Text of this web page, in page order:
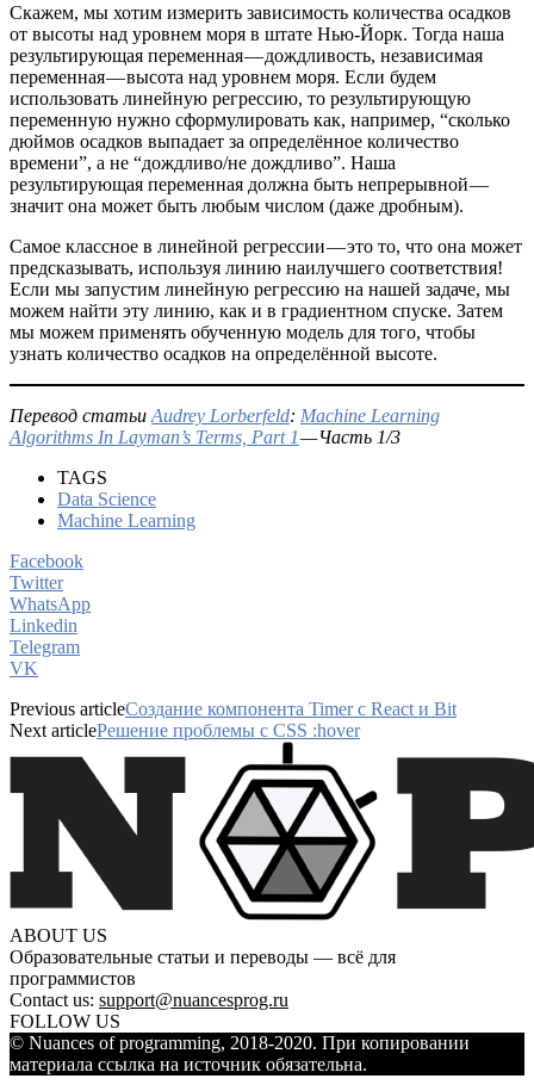
Скажем, мы хотим измерить зависимость количества осадков
от высоты над уровнем моря в штате Нью-Йорк. Тогда наша
результирующая переменная — дождливость, независимая
переменная — высота над уровнем моря. Если будем
использовать линейную регрессию, то результирующую
переменную нужно сформулировать как, например, “сколько
дюймов осадков выпадает за определённое количество
времени”, а не “дождливо/не дождливо”. Наша
результирующая переменная должна быть непрерывной —
значит она может быть любым числом (даже дробным).
Самое классное в линейной регрессии — это то, что она может
предсказывать, используя линию наилучшего соответствия!
Если мы запустим линейную регрессию на нашей задаче, мы
можем найти эту линию, как и в градиентном спуске. Затем
мы можем применять обученную модель для того, чтобы
узнать количество осадков на определённой высоте.
Перевод статьи Audrey Lorberfeld: Machine Learning
Algorithms In Layman’s Terms, Part 1— Часть 1/3
TAGS
Data Science
Machine Learning
Facebook
Twitter
WhatsApp
Linkedin
Telegram
VK
Previous articleСоздание компонента Timer с React и Bit
Next articleРешение проблемы с CSS :hover
ABOUT US
Образовательные статьи и переводы — всё для
программистов
Contact us: support@nuancesprog.ru
FOLLOW US
© Nuances of programming, 2018-2020. При копировании
материала ссылка на источник обязательна.